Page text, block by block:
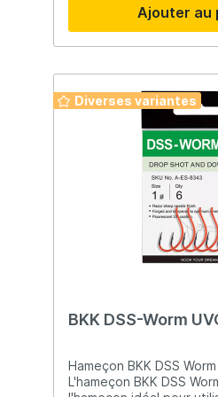
Ajouter au
Diverses variantes
BKK DSS-Worm
Hameçon BKK DSS
L'hameçon BKK DSS